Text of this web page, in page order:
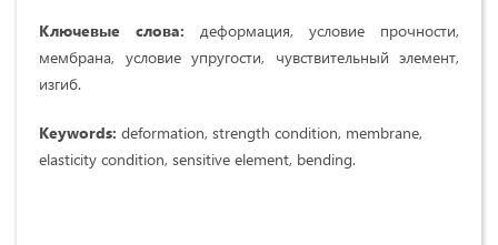
Ключевые слова: деформация, условие прочности,
мембрана, условие упругости, чувствительный элемент,
изгиб.
Keywords: deformation, strength condition, membrane,
elasticity condition, sensitive element, bending.